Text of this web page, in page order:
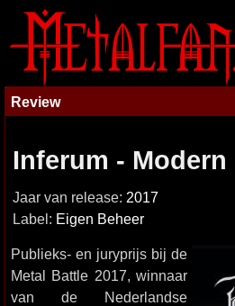
Review
Inferum - Modern
Jaar van release: 2017
Label: Eigen Beheer
Publieks- en juryprijs bij de
Metal Battle 2017, winnaar
van de Nederlandse